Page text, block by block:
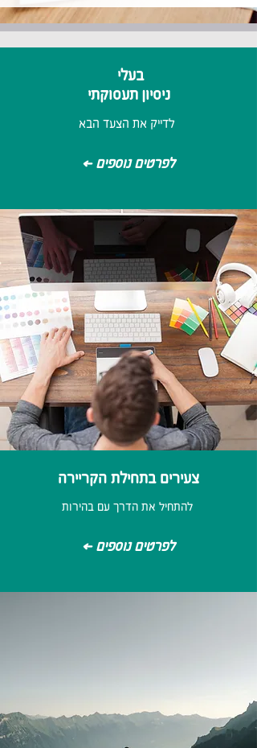
בעלי
ניסיון תעסוקתי
לדייק את הצעד הבא
< לפרטים נוספים
צעירים בתחילת הקריירה
להתחיל את הדרך עם בהירות
< לפרטים נוספים